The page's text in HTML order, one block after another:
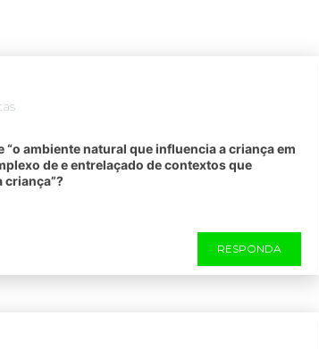
ambiente natural que influencia a criança em
de e entrelaçado de contextos que
criança”?
RESPONDA